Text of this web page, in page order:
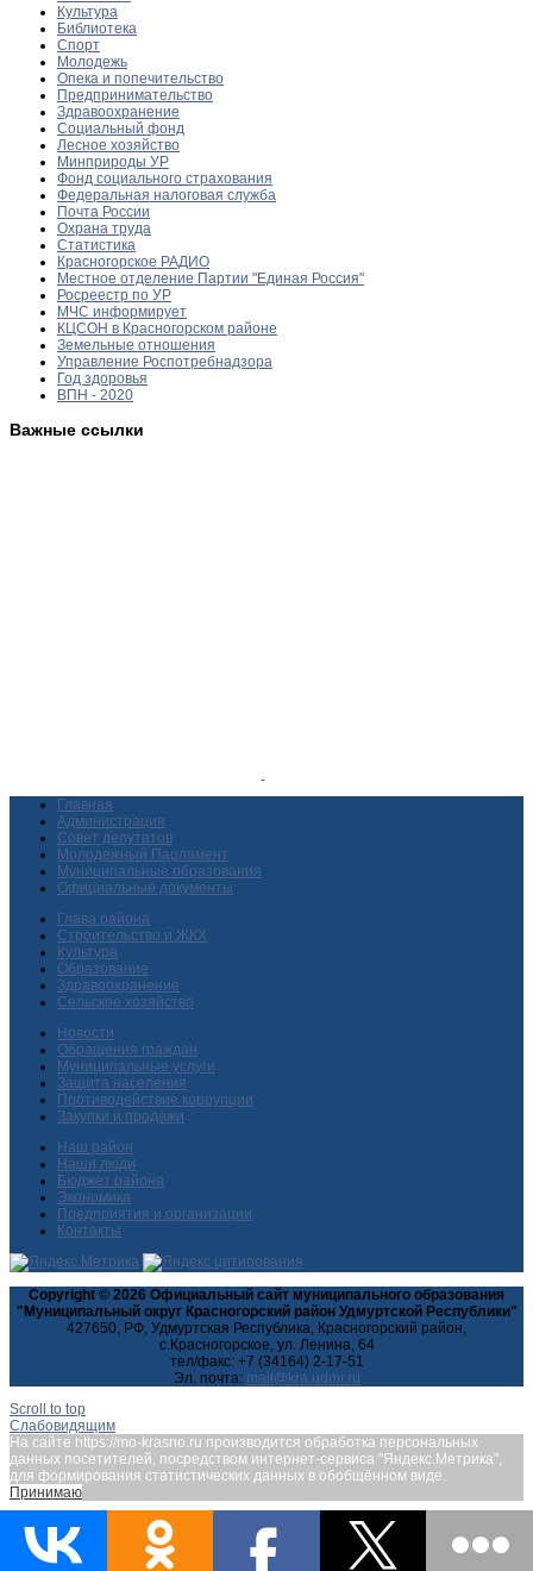
Культура
Библиотека
Спорт
Молодежь
Опека и попечительство
Предпринимательство
Здравоохранение
Социальный фонд
Лесное хозяйство
Минприроды УР
Фонд социального страхования
Федеральная налоговая служба
Почта России
Охрана труда
Статистика
Красногорское РАДИО
Местное отделение Партии "Единая Россия"
Росреестр по УР
МЧС информирует
КЦСОН в Красногорском районе
Земельные отношения
Управление Роспотребнадзора
Год здоровья
ВПН - 2020
Важные ссылки
Главная
Администрация
Совет депутатов
Молодежный Парламент
Муниципальные образования
Официальные документы
Глава района
Строительство и ЖКХ
Культура
Образование
Здравоохранение
Сельское хозяйство
Новости
Обращения граждан
Муниципальные услуги
Защита населения
Противодействие коррупции
Закупки и продажи
Наш район
Наши люди
Бюджет района
Экономика
Предприятия и организации
Контакты
Copyright © 2026 Официальный сайт муниципального образования
"Муниципальный округ Красногорский район Удмуртской Республики"
427650, РФ, Удмуртская Республика, Красногорский район,
с.Красногорское, ул. Ленина, 64
тел/факс: +7 (34164) 2-17-51
Эл. почта:
Scroll to top
Слабовидящим
На сайте https://mo-krasno.ru производится обработка персональных
данных посетителей, посредством интернет-сервиса "Яндекс.Метрика",
для формирования статистических данных в обобщённом виде.
Принимаю